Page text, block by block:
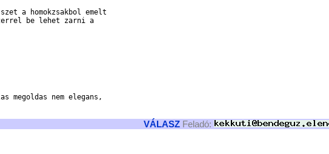
a homokzsakbol emelt
be lehet zarni a
megoldas nem elegans,
VÁLASZ Feladó: